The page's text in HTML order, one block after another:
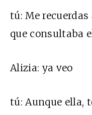
tú: Me
que consultaba
Alizia: ya veo
tú:Aunque ella,